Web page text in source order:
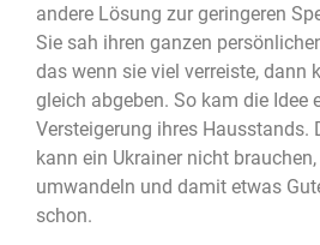
andere Lösung zur geringeren
Sie sah ihren ganzen
das wenn sie viel verreiste, dann
gleich abgeben. So kam die Idee
Versteigerung ihres Hausstands.
kann ein Ukrainer nicht
umwandeln und damit etwas
schon.